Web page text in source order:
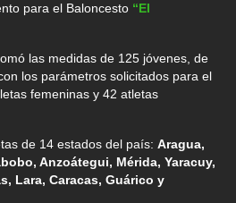
para el Baloncesto “El
las medidas de 125 jóvenes, de
los parámetros solicitados para el
femeninas y 42 atletas
de 14 estados del país: Aragua,
Anzoátegui, Mérida, Yaracuy,
Lara, Caracas, Guárico y